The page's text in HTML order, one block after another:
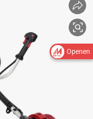
Openen